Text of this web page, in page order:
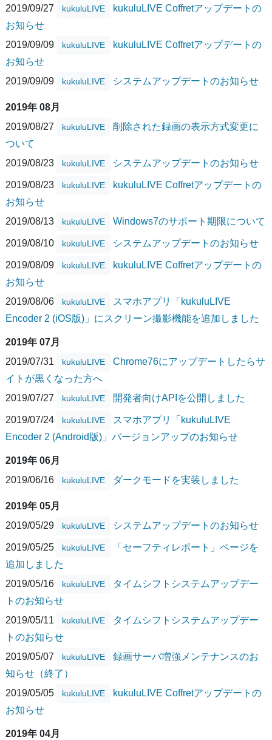
2019/09/27 kukuluLIVE
kukuluLIVE Coffretアップデートの
お知らせ
2019/09/09
kukuluLIVE
kukuluLIVE Coffretアップデートの
お知らせ
2019/09/09
kukuluLIVE システムアップデートのお知らせ
2019年 08月
2019/08/27
kukuluLIVE
削除された録画の表示方式変更に
ついて
2019/08/23
kukuluLIVE システムアップデートのお知らせ
2019/08/23 kukuluLIVE
kukuluLIVE Coffretアップデートの
お知らせ
2019/08/13
kukuluLIVE Windows7のサポート期限について
2019/08/10 kukuluLIVE システムアップデートのお知らせ
2019/08/09 kukuluLIVE
kukuluLIVE Coffretアップデートの
お知らせ
2019/08/06
kukuluLIVE
スマホアプリ「kukuluLIVE
Encoder 2 (iOS版)」にスクリーン撮影機能を追加しました
2019年 07月
2019/07/31
kukuluLIVE
Chrome76にアップデートしたらサ
イトが黒くなった方へ
2019/07/27
kukuluLIVE 開発者向けAPIを公開しました
2019/07/24 kukuluLIVE
スマホアプリ「kukuluLIVE
Encoder 2 (Android版)」バージョンアップのお知らせ
2019年 06月
2019/06/16
kukuluLIVE ダークモードを実装しました
2019年 05月
2019/05/29
kukuluLIVE システムアップデートのお知らせ
2019/05/25 kukuluLIVE
「セーフティレポート」ページを
追加しました
2019/05/16
kukuluLIVE
タイムシフトシステムアップデー
トのお知らせ
2019/05/11
kukuluLIVE
タイムシフトシステムアップデー
トのお知らせ
2019/05/07
kukuluLIVE
録画サーバ増強メンテナンスのお
知らせ（終了）
2019/05/05
kukuluLIVE
kukuluLIVE Coffretアップデートの
お知らせ
2019年 04月